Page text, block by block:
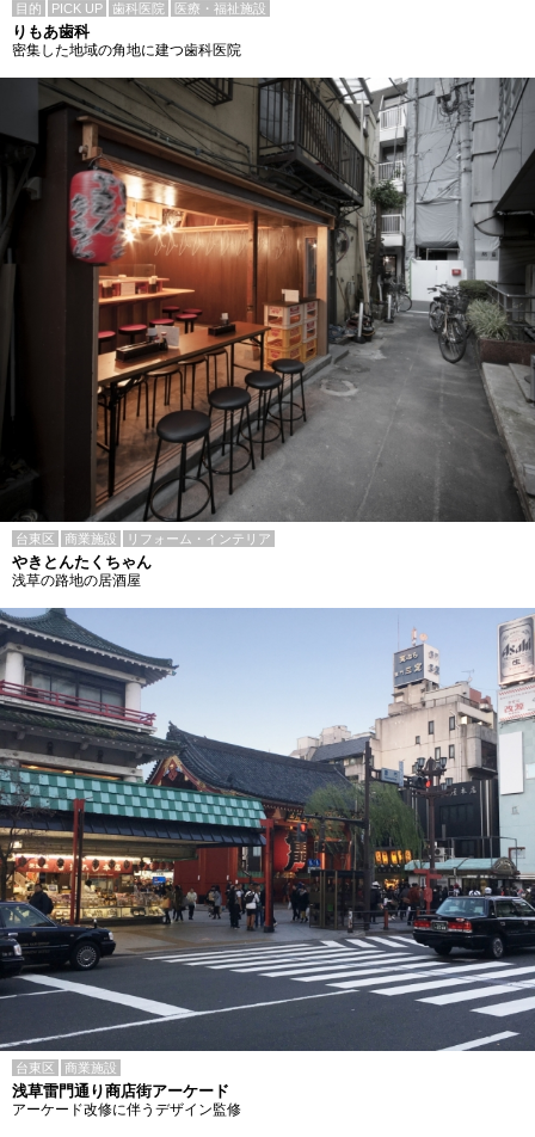
目的 PICK UP 歯科医院 医療・福祉施設
りもあ歯科
密集した地域の角地に建つ歯科医院
台東区 商業施設 リフォーム・インテリア
やきとんたくちゃん
浅草の路地の居酒屋
台東区 商業施設
浅草雷門通り商店街アーケード
アーケード改修に伴うデザイン監修